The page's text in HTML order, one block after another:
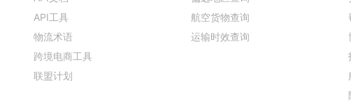
API工具
物流术语
跨境电商工具
联盟计划
航空货物查询
运输时效查询